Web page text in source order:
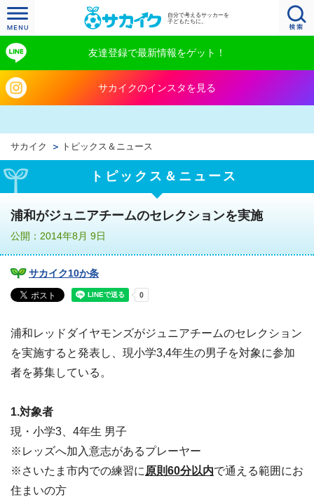
自分で考えるサッカーを
子どもたちに。
友達登録で最新情報をゲット！
サカイクのインスタを見る
サカイク トピックス＆ニュース
トピックス＆ニュース
浦和がジュニアチームのセレクションを実施
公開：2014年8月 9日
サカイク10か条
浦和レッドダイヤモンズがジュニアチームのセレクション
を実施すると発表し、現小学3,4年生の男子を対象に参加
者を募集している。
1.対象者
現・小学3、4年生 男子
※レッズへ加入意志があるプレーヤー
※さいたま市内での練習に 原則60分以内で通える範囲にお
住まいの方